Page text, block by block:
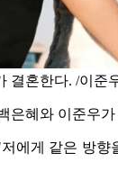
결혼한다. /이준
은혜와 이준우
에게 같은 방